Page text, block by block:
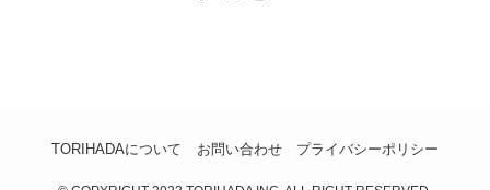
TORIHADAについて お問い合わせ プライバシーポリシー